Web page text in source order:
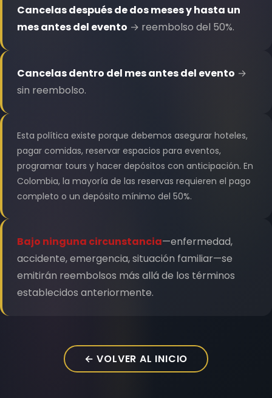
Cancelas después de dos meses y hasta un
mes antes del evento → reembolso del 50%.
Cancelas dentro del mes antes del evento →
sin reembolso.
Esta política existe porque debemos asegurar hoteles,
pagar comidas, reservar espacios para eventos,
programar tours y hacer depósitos con anticipación. En
Colombia, la mayoría de las reservas requieren el pago
completo o un depósito mínimo del 50%.
Bajo ninguna circunstancia—enfermedad,
accidente, emergencia, situación familiar—se
emitirán reembolsos más allá de los términos
establecidos anteriormente.
← VOLVER AL INICIO